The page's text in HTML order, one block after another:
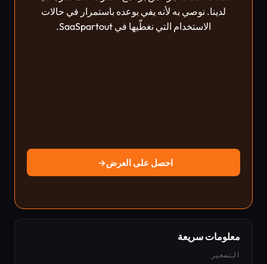
لدينا. نوصي به لأنه يفي بوعده باستمرار في حالات
الاستخدام التي نغطّيها في SaaSpartout.
احصل على العرض→
معلومات سريعة
التسعير